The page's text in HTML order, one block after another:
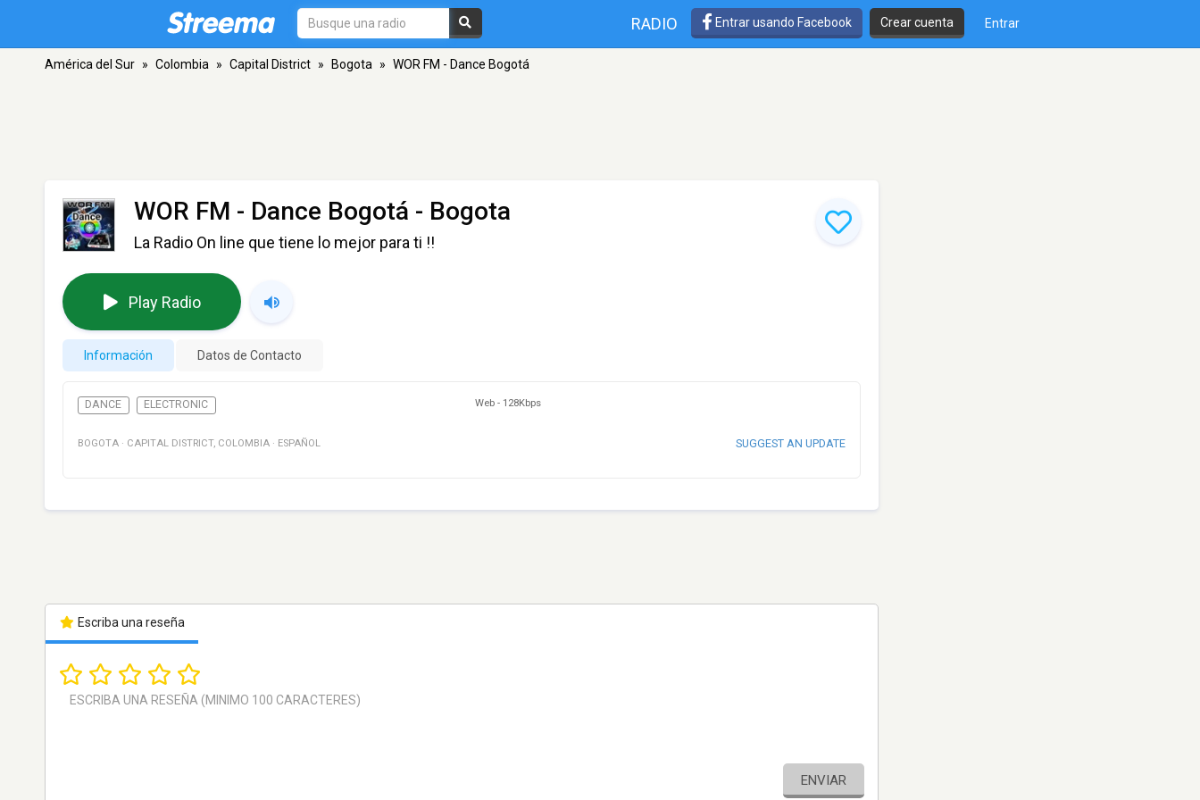
RADIO Entrar usando Facebook Crear cuenta Entrar
América del Sur » Colombia » Capital District » Bogota » WOR FM - Dance Bogotá
WOR FM - Dance Bogotá - Bogota
La Radio On line que tiene lo mejor para ti !!
Play Radio
Información Datos de Contacto
DANCE ELECTRONIC Web - 128Kbps
BOGOTA · CAPITAL DISTRICT, COLOMBIA · ESPAÑOL SUGGEST AN UPDATE
Escriba una reseña
ENVIAR